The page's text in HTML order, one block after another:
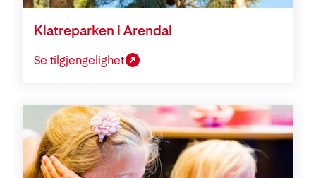
Klatreparken i Arendal
Se tilgjengelighet